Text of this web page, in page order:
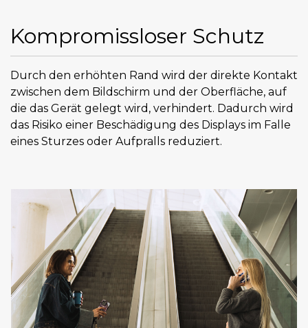
Kompromissloser Schutz
Durch den erhöhten Rand wird der direkte Kontakt
zwischen dem Bildschirm und der Oberfläche, auf
die das Gerät gelegt wird, verhindert. Dadurch wird
das Risiko einer Beschädigung des Displays im Falle
eines Sturzes oder Aufpralls reduziert.